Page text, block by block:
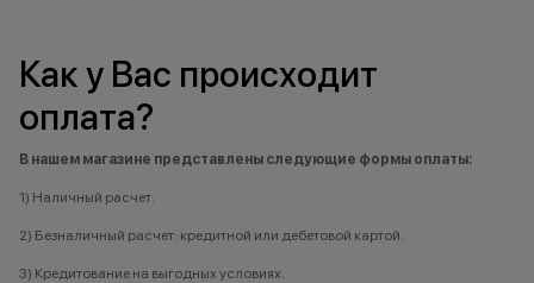
Как у Вас происходит
оплата?
В нашем магазине представлены следующие формы оплаты:
1) Наличный расчет.
2) Безналичный расчет: кредитной или дебетовой картой.
3) Кредитование на выгодных условиях.